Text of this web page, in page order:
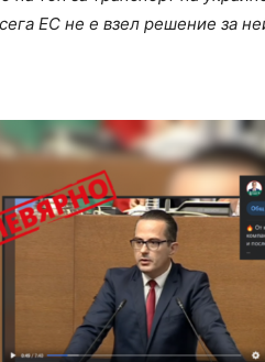
ЕС не е взел решение за